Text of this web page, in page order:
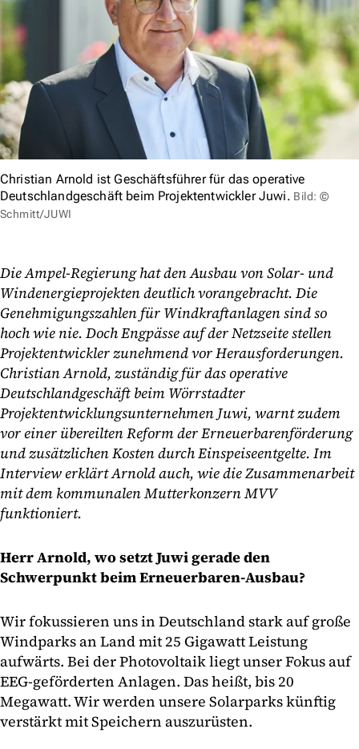
Christian Arnold ist Geschäftsführer für das operative
Deutschlandgeschäft beim Projektentwickler Juwi. Bild: ©
Schmitt/JUWI
Die Ampel-Regierung hat den Ausbau von Solar- und
Windenergieprojekten deutlich vorangebracht. Die
Genehmigungszahlen für Windkraftanlagen sind so
hoch wie nie. Doch Engpässe auf der Netzseite stellen
Projektentwickler zunehmend vor Herausforderungen.
Christian Arnold, zuständig für das operative
Deutschlandgeschäft beim Wörrstadter
Projektentwicklungsunternehmen Juwi, warnt zudem
vor einer übereilten Reform der Erneuerbarenförderung
und zusätzlichen Kosten durch Einspeiseentgelte. Im
Interview erklärt Arnold auch, wie die Zusammenarbeit
mit dem kommunalen Mutterkonzern MVV
funktioniert.
Herr Arnold, wo setzt Juwi gerade den
Schwerpunkt beim Erneuerbaren-Ausbau?
Wir fokussieren uns in Deutschland stark auf große
Windparks an Land mit 25 Gigawatt Leistung
aufwärts. Bei der Photovoltaik liegt unser Fokus auf
EEG-geförderten Anlagen. Das heißt, bis 20
Megawatt. Wir werden unsere Solarparks künftig
verstärkt mit Speichern auszurüsten.